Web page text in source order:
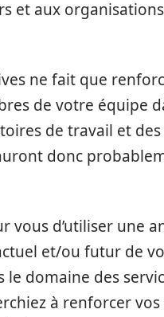
et aux
ne fait que
de votre équipe
de travail et
donc
d’utiliser une
et/ou futur de
le domaine des
à renforcer